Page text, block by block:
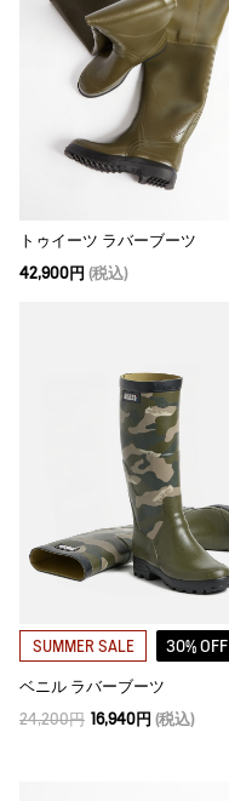
トゥイーツ ラバーブーツ
42,900円 (税込)
SUMMER SALE 30% OFF
ベニル ラバーブーツ
24,200円 16,940円 (税込)